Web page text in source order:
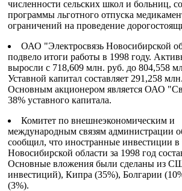
численности сельских школ и больниц,
программы льготного отпуска
ограничений на проведение
ОАО "Электросвязь Новосибирской
подвело итоги работы в 1998 году.
выросли с 718,609 млн. руб. до 804,558
Уставной капитал составляет 291,258
Основным акционером является ОАО
38% уставного капитала.
Комитет по внешнеэкономическим и
международным связям администрации
сообщил, что иностранные инвестиции в
Новосибирской области за 1998 год
Основные вложения были сделаны из
инвестиций), Кипра (35%), Болгарии
(3%).